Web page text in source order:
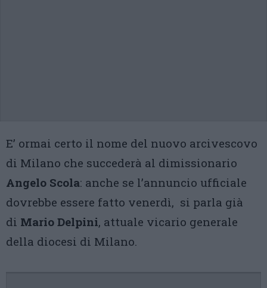
E’ ormai certo il nome del nuovo arcivescovo
di Milano che succederà al dimissionario
Angelo Scola: anche se l’annuncio ufficiale
dovrebbe essere fatto venerdì, si parla già
di Mario Delpini, attuale vicario generale
della diocesi di Milano.